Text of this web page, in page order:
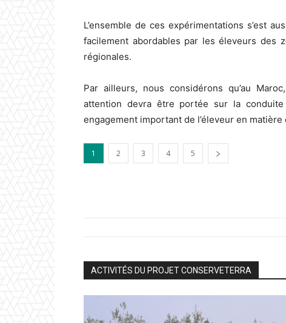
L’ensemble de ces expérimentations s’est
facilement abordables par les éleveurs des
régionales.
Par ailleurs, nous considérons qu’au
attention devra être portée sur la
engagement important de l’éleveur en
1 2 3 4 5
ACTIVITÉS DU PROJET CONSERVETERRA